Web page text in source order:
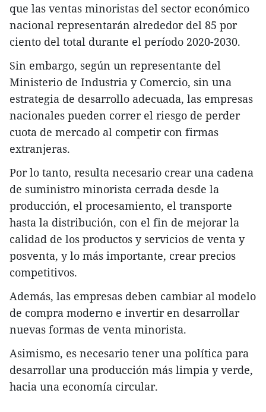
que las ventas minoristas del sector económico
nacional representarán alrededor del 85 por
ciento del total durante el período 2020-2030.
Sin embargo, según un representante del
Ministerio de Industria y Comercio, sin una
estrategia de desarrollo adecuada, las empresas
nacionales pueden correr el riesgo de perder
cuota de mercado al competir con firmas
extranjeras.
Por lo tanto, resulta necesario crear una cadena
de suministro minorista cerrada desde la
producción, el procesamiento, el transporte
hasta la distribución, con el fin de mejorar la
calidad de los productos y servicios de venta y
posventa, y lo más importante, crear precios
competitivos.
Además, las empresas deben cambiar al modelo
de compra moderno e invertir en desarrollar
nuevas formas de venta minorista.
Asimismo, es necesario tener una política para
desarrollar una producción más limpia y verde,
hacia una economía circular.